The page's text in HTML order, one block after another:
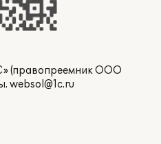
(правопреемник ООО
websol@1c.ru